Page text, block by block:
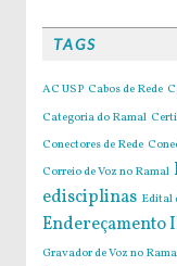
TAGS
AC USP Cabos de Rede
Categoria do Ramal
Conectores de Rede
Correio de Voz no Ramal
edisciplinas Edital
Endereçamento
Gravador de Voz no